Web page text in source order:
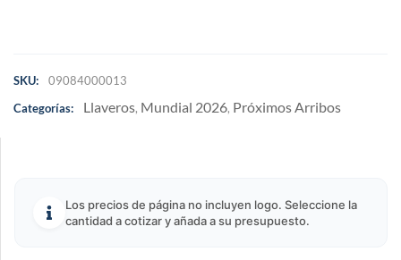
SKU:
09084000013
Categorías:
Llaveros, Mundial 2026, Próximos Arribos
Los precios de página no incluyen logo. Seleccione la
cantidad a cotizar y añada a su presupuesto.